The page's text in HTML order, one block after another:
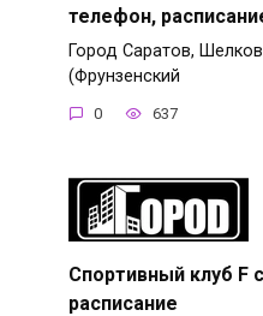
телефон,
Город Саратов,
(Фрунзенский
0 637
Спортивный клуб F
расписание